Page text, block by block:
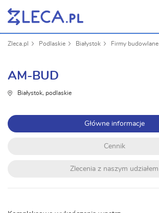
Zleca.pl Podlaskie Białystok Firmy budowlane
AM-BUD
Białystok, podlaskie
Główne informacje
Cennik
Zlecenia z naszym udziałem